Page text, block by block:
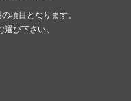
項目となります。
び下さい。